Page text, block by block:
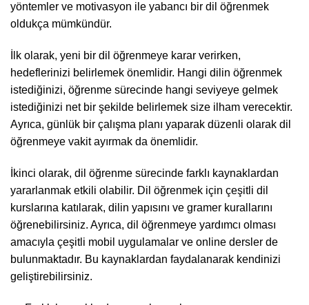
yöntemler ve motivasyon ile yabancı bir dil öğrenmek
oldukça mümkündür.
İlk olarak, yeni bir dil öğrenmeye karar verirken,
hedeflerinizi belirlemek önemlidir. Hangi dilin öğrenmek
istediğinizi, öğrenme sürecinde hangi seviyeye gelmek
istediğinizi net bir şekilde belirlemek size ilham verecektir.
Ayrıca, günlük bir çalışma planı yaparak düzenli olarak dil
öğrenmeye vakit ayırmak da önemlidir.
İkinci olarak, dil öğrenme sürecinde farklı kaynaklardan
yararlanmak etkili olabilir. Dil öğrenmek için çeşitli dil
kurslarına katılarak, dilin yapısını ve gramer kurallarını
öğrenebilirsiniz. Ayrıca, dil öğrenmeye yardımcı olması
amacıyla çeşitli mobil uygulamalar ve online dersler de
bulunmaktadır. Bu kaynaklardan faydalanarak kendinizi
geliştirebilirsiniz.